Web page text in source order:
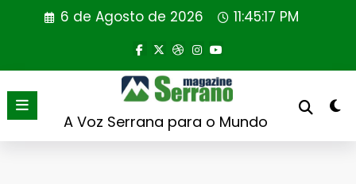
6 de Agosto de 2026 11:45:18 PM
A Voz Serrana para o Mundo